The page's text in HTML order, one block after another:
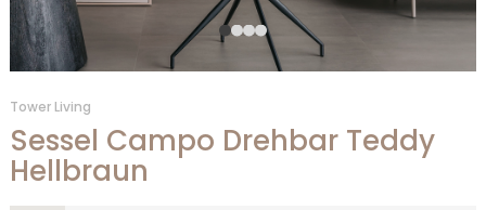
Tower Living
Sessel Campo Drehbar Teddy
Hellbraun